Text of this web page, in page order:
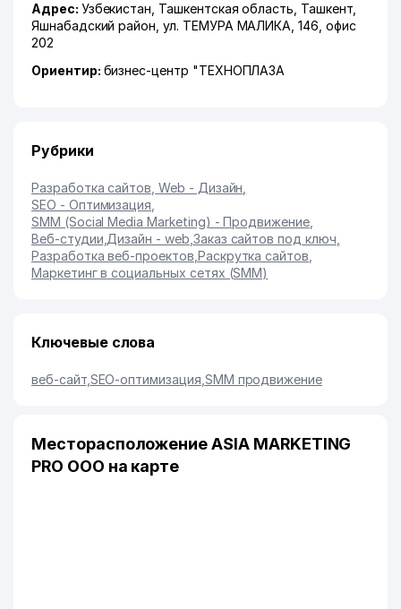
Адрес: Узбекистан, Ташкентская область Ташкент,
Яшнабадский район ,ул. ТЕМУРА МАЛИКА , 146, офис
202
Ориентир: бизнес-центр "ТЕХНОПЛАЗА
Рубрики
Разработка сайтов, Web - Дизайн
SEO - Оптимизация
SMM (Social Media Marketing) - Продвижение,
Веб-студии Дизайн - web Заказ сайтов под ключ
Разработка веб-проектов Раскрутка сайтов
Маркетинг в социальных сетях (SMM)
Ключевые слова
веб-сайт, SEO-оптимизация SMM продвижение
Месторасположение ASIA MARKETING
PRO ООО на карте